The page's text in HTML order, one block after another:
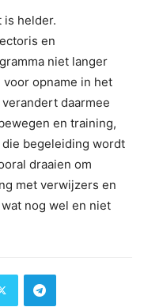
is helder.
en
niet langer
opname in het
daarmee
en training,
begeleiding wordt
draaien om
met verwijzers en
nog wel en niet